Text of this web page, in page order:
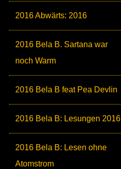
2016 Abwärts: 2016
2016 Bela B. Sartana war
noch Warm
2016 Bela B feat Pea Devlin
2016 Bela B: Lesungen 2016
2016 Bela B: Lesen ohne
Atomstrom